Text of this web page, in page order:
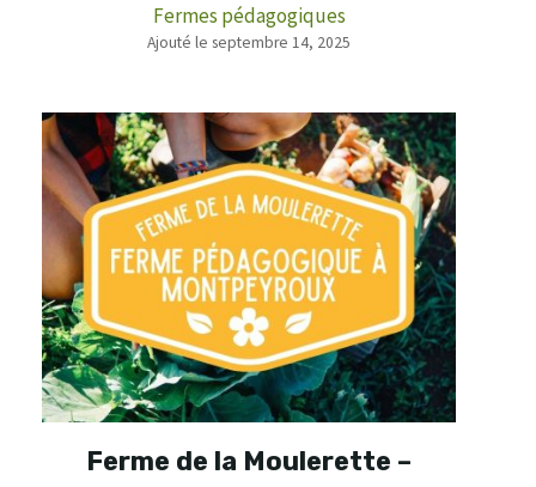
Fermes pédagogiques
Ajouté le septembre 14, 2025
Ferme de la Moulerette –